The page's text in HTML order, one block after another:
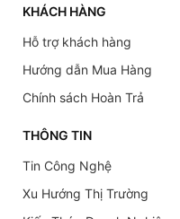
KHÁCH HÀNG
Hỗ trợ khách hàng
Hướng dẫn Mua Hàng
Chính sách Hoàn Trả
THÔNG TIN
Tin Công Nghệ
Xu Hướng Thị Trường